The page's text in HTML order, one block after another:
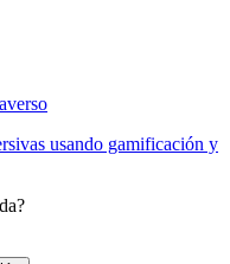
usando gamificación y